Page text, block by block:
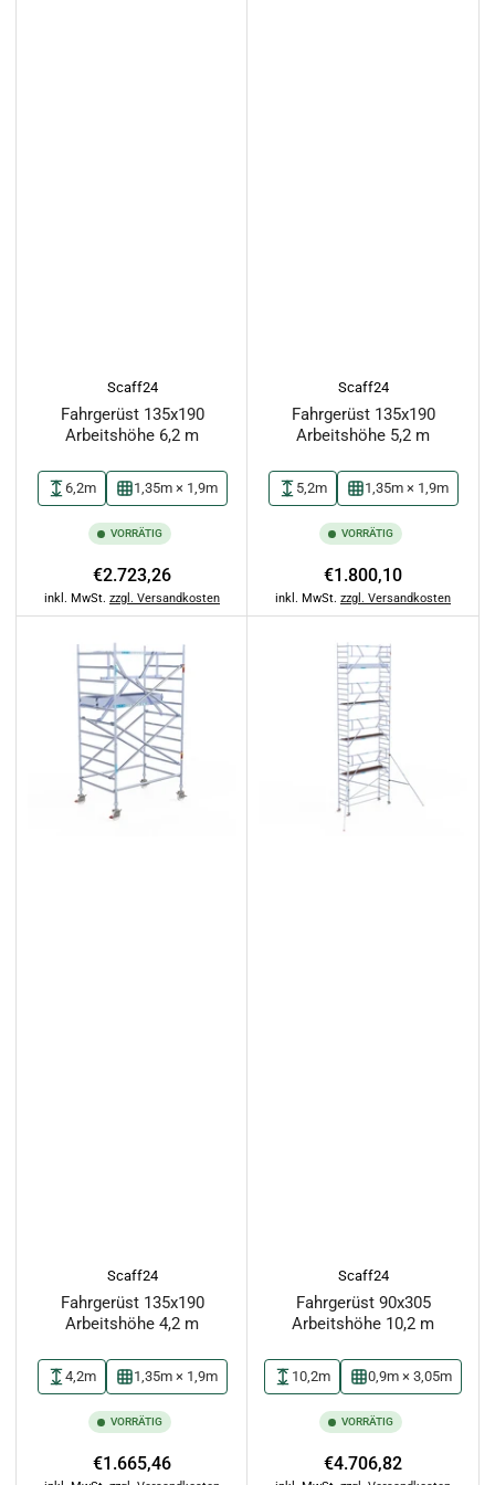
Scaff24
Fahrgerüst 135x190
Arbeitshöhe 6,2 m
6,2m 1,35m × 1,9m
VORRÄTIG
Normaler
Preis
€2.723,26
inkl. MwSt. zzgl. Versandkosten
Scaff24
Fahrgerüst 135x190
Arbeitshöhe 5,2 m
5,2m 1,35m × 1,9m
VORRÄTIG
Normaler
Preis
€1.800,10
inkl. MwSt. zzgl. Versandkosten
Scaff24
Fahrgerüst 135x190
Arbeitshöhe 4,2 m
4,2m 1,35m × 1,9m
VORRÄTIG
Normaler
€1.665,46
Scaff24
Fahrgerüst 90x305
Arbeitshöhe 10,2 m
10,2m 0,9m × 3,05m
VORRÄTIG
Normaler
€4.706,82